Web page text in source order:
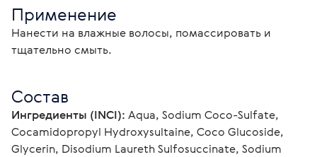
Применение
Нанести на влажные волосы, помассировать и
тщательно смыть.
Состав
Ингредиенты (INCI): Aqua, Sodium Coco-Sulfate,
Cocamidopropyl Hydroxysultaine, Coco Glucoside,
Glycerin, Disodium Laureth Sulfosuccinate, Sodium